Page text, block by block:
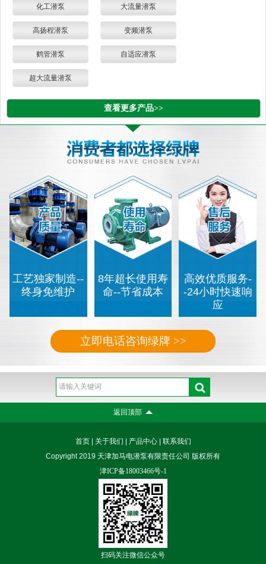
化工潜泵 大流量潜泵
高扬程潜泵 变频潜泵
鹤管潜泵 自适应潜泵
超大流量潜泵
查看更多产品>>
工艺独家制造--
终身免维护
8年超长使用寿
命--节省成本
高效优质服务-
-24小时快速响
应
立即电话咨询绿牌 >>
返回顶部
首页| 关于我们 产品中心| 联系我们
Copyright 2019 天津加马电潜泵有限责任公司 版权所有
津ICP备18003466号-1
扫码关注微信公众号